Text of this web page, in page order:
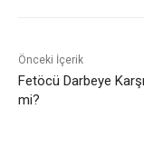
Önceki İçerik
Fetöcü Darbeye
mi?